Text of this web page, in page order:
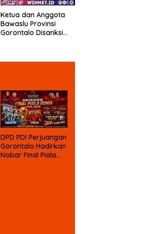
Ketua dan Anggota
Bawaslu Provinsi
Gorontalo Disanksi
DPD PDI Perjuangan
Gorontalo Hadirkan
Nobar Final Piala